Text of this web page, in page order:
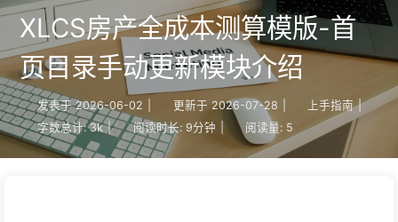
XLCS房产全成本测算模版-首
页目录手动更新模块介绍
发表于 2026-06-02 更新于 2026-07-28 上手指南 |
字数总计: 3k | 阅读时长: 9分钟 阅读量: 5